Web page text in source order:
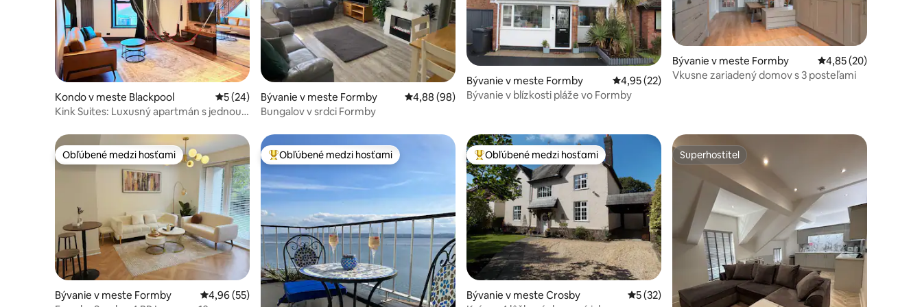
Kondo v meste Blackpool Priemerné ohodnotenie 5 z 5, počet hodnotení: 24
5 (24)
Kink Suites: Luxusný apartmán s jednou
Bývanie v meste Formby Priemerné ohodnotenie 4,88 z 5, počet hodnotení: 98
4,88 (98)
Bungalov v srdci Formby
Bývanie v meste Formby Priemerné ohodnotenie 4,95 z 5, počet hodnotení: 22
4,95 (22)
Bývanie v blízkosti pláže vo Formby
Bývanie v meste Formby Priemerné
4,85 (20)
Vkusne zariadený domov s 3 posteľami
Obľúbené medzi hosťami
Obľúbené medzi hosťami
Bývanie v meste Formby Priemerné ohodnotenie 4,96 z 5, počet hodnotení: 55
4,96 (55)
Najobľúbenejšie medzi hosťami
Obľúbené medzi hosťami Najobľúbenejšie medzi hosťami
Obľúbené medzi hosťami
Bývanie v meste Crosby Priemerné ohodnotenie 5 z 5, počet hodnotení: 32
5 (32)
Superhostiteľ
Superhostiteľ